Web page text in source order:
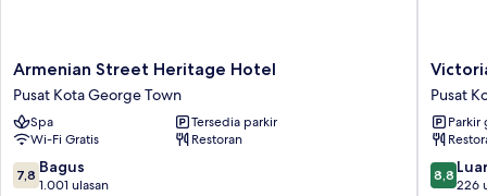
Armenian
Street
Heritage
Hotel
Pusat
Kota
George
Armenian Street Heritage Hotel
Pusat Kota George Town
Spa
Tersedia parkir
Wi-Fi Gratis
Restoran
7.8
dari
7,8 Bagus
1.001 ulasan
Victoria
Garden
Hotel
Pusat
Kota
George
Town
Pusat
Parkir
8.8
dari
8,8
226